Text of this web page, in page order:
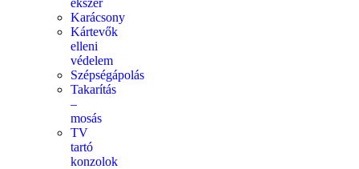
ékszer
Karácsony
Kártevők
elleni
védelem
Szépségápolás
Takarítás
–
mosás
TV
tartó
konzolok